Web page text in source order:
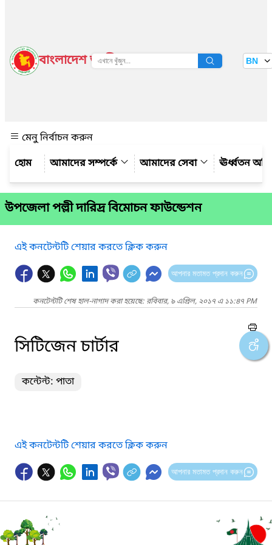
বাংলাদেশ জাতীয় তথ্য বাতায়ন BN
মেনু নির্বাচন করুন
আমাদের সম্পর্কে
আমাদের সেবা ঊর্ধ্বতন
উপজেলা পল্লী দারিদ্র বিমোচন ফাউন্ডেশন
এই কনটেন্টটি শেয়ার করতে ক্লিক করুন
আপনার মতামত প্রদান করুন
কনটেন্টটি শেষ হাল-নাগাদ করা হয়েছে: রবিবার, ৯ এপ্রিল, ২০১৭ এ ১১:৪৭ PM
সিটিজেন চার্টার
কন্টেন্ট: পাতা
এই কনটেন্টটি শেয়ার করতে ক্লিক করুন
আপনার মতামত প্রদান করুন